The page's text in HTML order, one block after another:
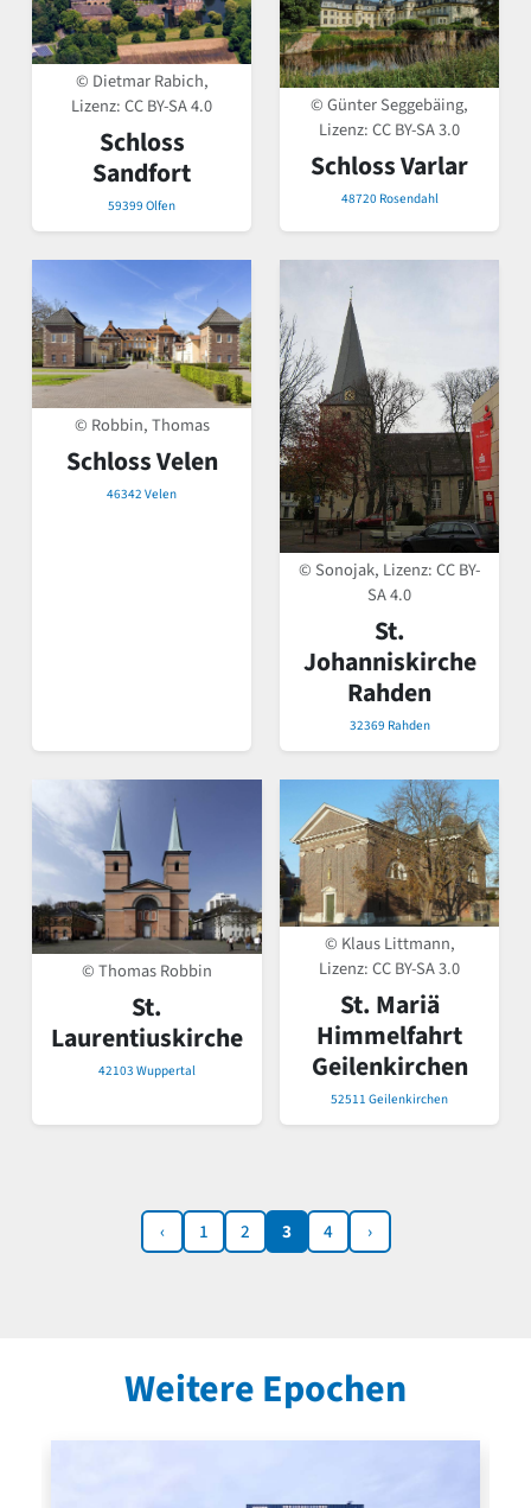
© Dietmar Rabich,
Lizenz:CC BY-SA 4.0
Schloss
Sandfort
59399 Olfen
© Günter Seggebäing,
Lizenz:CC BY-SA 3.0
Schloss Varlar
48720 Rosendahl
© Robbin, Thomas
Schloss Velen
46342 Velen
© Sonojak, Lizenz:CC BY-
SA 4.0
St.
Johanniskirche
Rahden
32369 Rahden
© Thomas Robbin
St.
Laurentiuskirche
42103 Wuppertal
© Klaus Littmann,
Lizenz:CC BY-SA 3.0
St. Mariä
Himmelfahrt
Geilenkirchen
52511 Geilenkirchen
‹ 1 2 3 4 ›
Weitere Epochen